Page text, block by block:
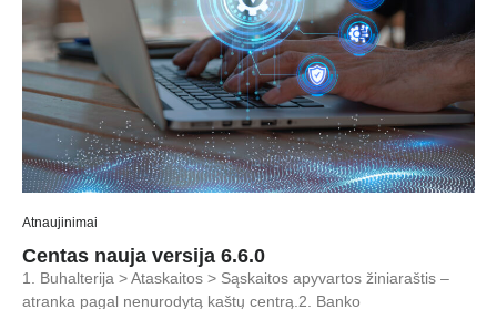
Atnaujinimai
Centas nauja versija 6.6.0
1. Buhalterija > Ataskaitos > Sąskaitos apyvartos žiniaraštis –
atranka pagal nenurodytą kaštų centrą.2. Banko